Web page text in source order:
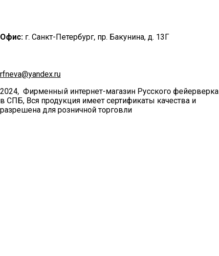
Офис: г. Санкт-Петербург, пр. Бакунина, д. 13Г
rfneva@yandex.ru
2024, Фирменный интернет-магазин Русского фейерверка
в СПБ, Вся продукция имеет сертификаты качества и
разрешена для розничной торговли